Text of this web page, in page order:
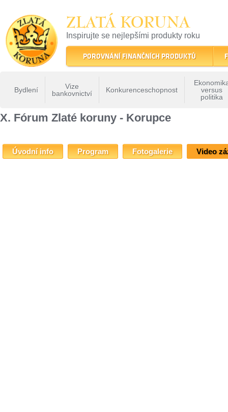
ZLATÁ KORUNA
Inspirujte se nejlepšími produkty roku
22 let tradice a kvality na finančním trhu
POROVNÁNÍ FINANČNÍCH PRODUKTŮ
Bydlení
Vize
bankovnictví
Konkurenceschopnost
versus
politika
» X. Fórum Zlaté
X. Fórum Zlaté koruny - Korupce
Úvodní info Program Fotogalerie Video